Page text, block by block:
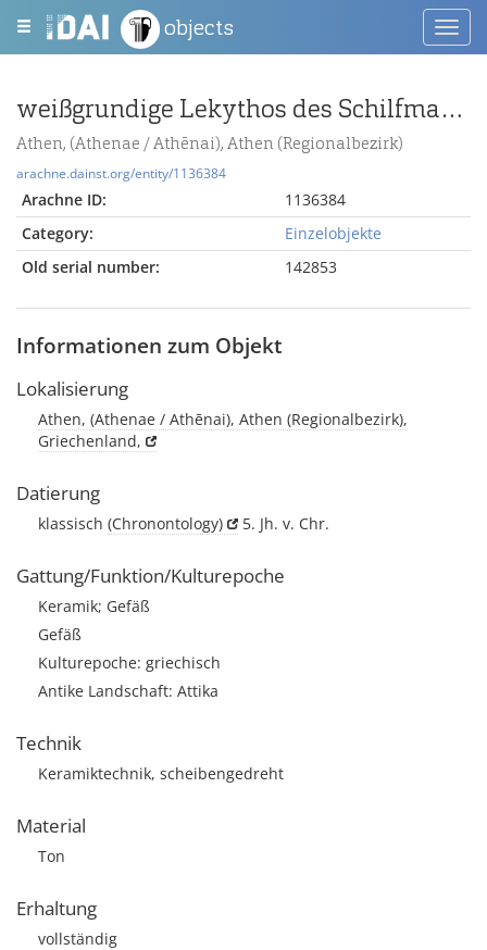
objects
weißgrundige Lekythos des Schilfmalers, Frau und Jüngling mit Speer und Petasos an Grabstele
Athen, (Athenae / Athēnai), Athen (Regionalbezirk)
arachne.dainst.org/entity/1136384
Arachne ID:
1136384
Category:
Einzelobjekte
Old serial number:
142853
Informationen zum Objekt
Lokalisierung
Athen, (Athenae / Athēnai), Athen (Regionalbezirk),
Griechenland,
Datierung
klassisch (Chronontology) 5. Jh. v. Chr.
Gattung/Funktion/Kulturepoche
Keramik; Gefäß
Gefäß
Kulturepoche: griechisch
Antike Landschaft: Attika
Technik
Keramiktechnik, scheibengedreht
Material
Ton
Erhaltung
vollständig